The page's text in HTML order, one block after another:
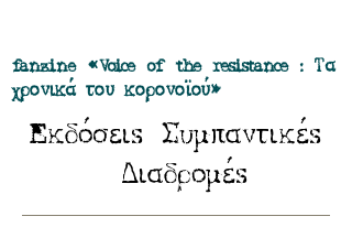
fanzine «Voice of the resistance : Τα
χρονικά του κορονοϊού»
Eκδόσειs Συμπαντικέs
Διαδρομέs